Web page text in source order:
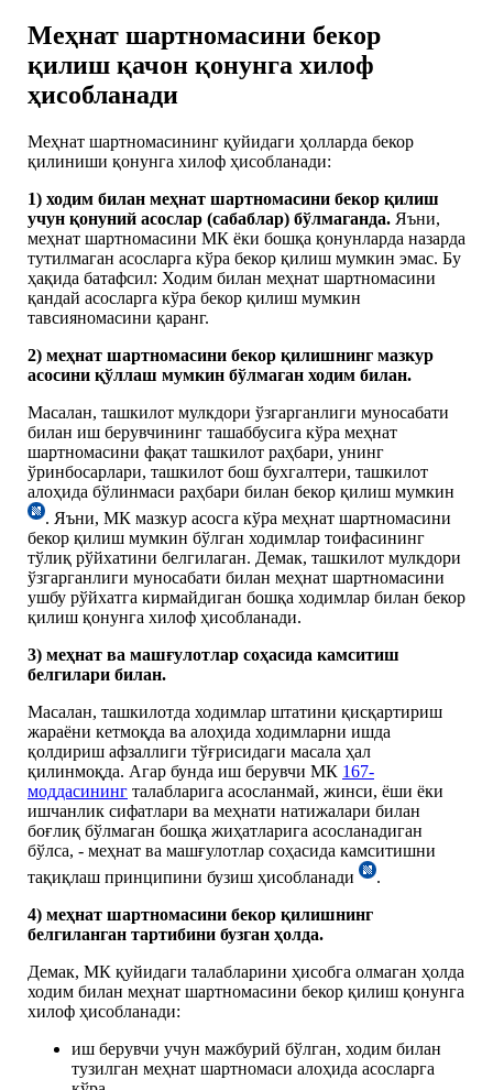
Меҳнат шартномасини бекор
қилиш қачон қонунга хилоф
ҳисобланади
Меҳнат шартномасининг қуйидаги ҳолларда бекор
қилиниши қонунга хилоф ҳисобланади:
1) ходим билан меҳнат шартномасини бекор қилиш
учун қонуний асослар (сабаблар) бўлмаганда. Яъни,
меҳнат шартномасини МК ёки бошқа қонунларда назарда
тутилмаган асосларга кўра бекор қилиш мумкин эмас. Бу
ҳақида батафсил: Ходим билан меҳнат шартномасини
қандай асосларга кўра бекор қилиш мумкин
тавсияномасини қаранг.
2) меҳнат шартномасини бекор қилишнинг мазкур
асосини қўллаш мумкин бўлмаган ходим билан.
Масалан, ташкилот мулкдори ўзгарганлиги муносабати
билан иш берувчининг ташаббусига кўра меҳнат
шартномасини фақат ташкилот раҳбари, унинг
ўринбосарлари, ташкилот бош бухгалтери, ташкилот
алоҳида бўлинмаси раҳбари билан бекор қилиш мумкин
. Яъни, МК мазкур асосга кўра меҳнат шартномасини
бекор қилиш мумкин бўлган ходимлар тоифасининг
тўлиқ рўйхатини белгилаган. Демак, ташкилот мулкдори
ўзгарганлиги муносабати билан меҳнат шартномасини
ушбу рўйхатга кирмайдиган бошқа ходимлар билан бекор
қилиш қонунга хилоф ҳисобланади.
3) меҳнат ва машғулотлар соҳасида камситиш
белгилари билан.
Масалан, ташкилотда ходимлар штатини қисқартириш
жараёни кетмоқда ва алоҳида ходимларни ишда
қолдириш афзаллиги тўғрисидаги масала ҳал
қилинмоқда. Агар бунда иш берувчи МК 167-
моддасининг талабларига асосланмай, жинси, ёши ёки
ишчанлик сифатлари ва меҳнати натижалари билан
боғлиқ бўлмаган бошқа жиҳатларига асосланадиган
бўлса, - меҳнат ва машғулотлар соҳасида камситишни
тақиқлаш принципини бузиш ҳисобланади
.
4) меҳнат шартномасини бекор қилишнинг
белгиланган тартибини бузган ҳолда.
Демак, МК қуйидаги талабларини ҳисобга олмаган ҳолда
ходим билан меҳнат шартномасини бекор қилиш қонунга
хилоф ҳисобланади:
иш берувчи учун мажбурий бўлган, ходим билан
тузилган меҳнат шартномаси алоҳида асосларга